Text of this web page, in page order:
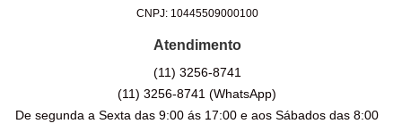
CNPJ: 10445509000100
Atendimento
(11) 3256-8741
(11) 3256-8741(WhatsApp)
De segunda a Sexta das 9:00 ás 17:00 e aos Sábados das 8:00